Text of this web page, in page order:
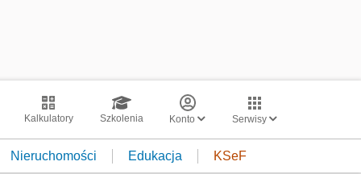
Kalkulatory Szkolenia Konto Serwisy
Nieruchomości Edukacja KSeF